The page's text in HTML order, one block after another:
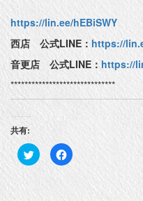
https://lin.ee/hEBiSWY
西店 公式LINE： https://
音更店 公式LINE： https://
******************************
共有:
ク
リ
F
a